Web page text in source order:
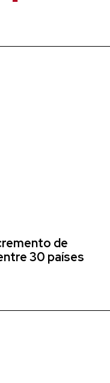
de
30 países